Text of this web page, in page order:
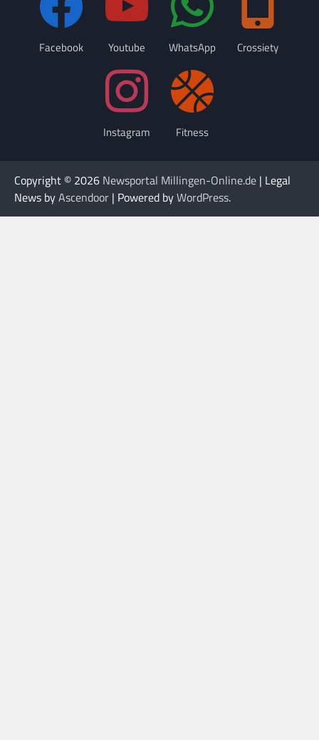
Facebook Youtube WhatsApp Crossiety
Instagram Fitness
Copyright © 2026 Newsportal Millingen-Online.de | Legal
News byAscendoor | Powered byWordPress.